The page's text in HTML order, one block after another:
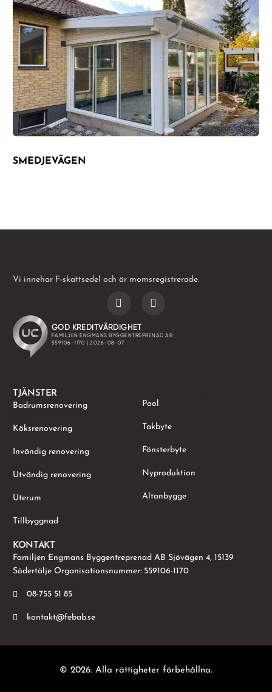
SMEDJEVÄGEN
Vi innehar F-skattsedel och är momsregistrerade.
TJÄNSTER
Badrumsrenovering
Köksrenovering
Invändig renovering
Utvändig renovering
Uterum
Tillbyggnad
Pool
Takbyte
Fönsterbyte
Nyproduktion
Altanbygge
KONTAKT
Familjen Engmans Byggentreprenad AB Sjövägen 4, 15139
Södertälje Organisationsnummer: 559106-1170
08-755 51 85
kontakt@febab.se
© 2026. Alla rättigheter förbehållna.